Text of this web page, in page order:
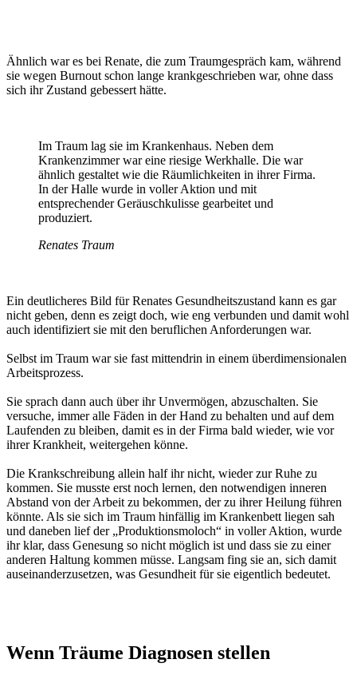
Ähnlich war es bei Renate, die zum Traumgespräch kam, während
sie wegen Burnout schon lange krankgeschrieben war, ohne dass
sich ihr Zustand gebessert hätte.
Im Traum lag sie im Krankenhaus. Neben dem
Krankenzimmer war eine riesige Werkhalle. Die war
ähnlich gestaltet wie die Räumlichkeiten in ihrer Firma.
In der Halle wurde in voller Aktion und mit
entsprechender Geräuschkulisse gearbeitet und
produziert.
Renates Traum
Ein deutlicheres Bild für Renates Gesundheitszustand kann es gar
nicht geben, denn es zeigt doch, wie eng verbunden und damit wohl
auch identifiziert sie mit den beruflichen Anforderungen war.
Selbst im Traum war sie fast mittendrin in einem überdimensionalen
Arbeitsprozess.
Sie sprach dann auch über ihr Unvermögen, abzuschalten. Sie
versuche, immer alle Fäden in der Hand zu behalten und auf dem
Laufenden zu bleiben, damit es in der Firma bald wieder, wie vor
ihrer Krankheit, weitergehen könne.
Die Krankschreibung allein half ihr nicht, wieder zur Ruhe zu
kommen. Sie musste erst noch lernen, den notwendigen inneren
Abstand von der Arbeit zu bekommen, der zu ihrer Heilung führen
könnte. Als sie sich im Traum hinfällig im Krankenbett liegen sah
und daneben lief der „Produktionsmoloch“ in voller Aktion, wurde
ihr klar, dass Genesung so nicht möglich ist und dass sie zu einer
anderen Haltung kommen müsse. Langsam fing sie an, sich damit
auseinanderzusetzen, was Gesundheit für sie eigentlich bedeutet.
Wenn Träume Diagnosen stellen